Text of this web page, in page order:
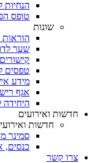
טופס
שונות
הוראות
שער
קישורים
טפסים
מידע
אגף
היחידה
חדשות ואירועים
חדשות
סמינר
כנסים,
צרו קשר